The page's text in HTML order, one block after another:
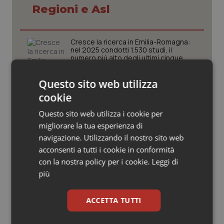
Veneto
Oncoematologia
Oncologia & Nutrizione
Psoriasi & pelle
Quotidiano Cardiologia
Quotidiano Chirurgia
Quotidiano Oncologia
Rene & patologie urogenitali
Regioni e Asl
Cresce la ricerca in Emilia-Romagna:
nel 2025 condotti 1.530 studi, il
numero più alto degli ultimi cinque
Vaccini Hpv. Farmacisti di Perugia:
“Bene investire in prevenzione,
farmacia”
Hpv. In Umbria vaccino gratuito anche
per i ragazzi nati nel 2005
Decaro accelera su 118, liste d’attesa
e conti
Questo sito web utilizza
cookie
Questo sito web utilizza i cookie per
migliorare la tua esperienza di
navigazione. Utilizzando il nostro sito web
acconsenti a tutti i cookie in conformità
con la nostra policy per i cookie. Leggi di
più
ACCETTA TUTTI